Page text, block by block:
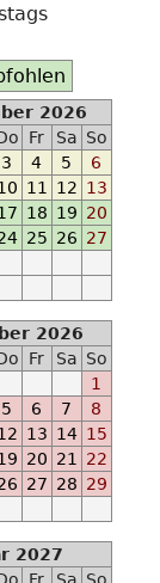
2026
Fr Sa So
3 4 5
6
11 12 13
18 19 20
25 26 27
2026
Fr Sa So
1
5 6 7
8
13 14 15
20 21
22
27 28 29
2027
Fr Sa So